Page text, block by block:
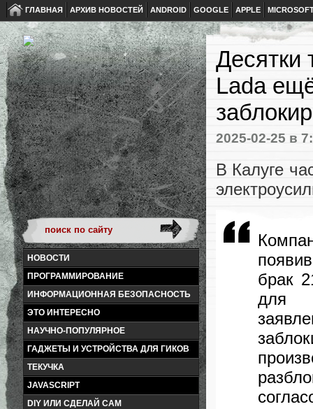
ГЛАВНАЯ АРХИВ НОВОСТЕЙ ANDROID GOOGLE APPLE
НОВОСТИ
ПРОГРАММИРОВАНИЕ
ИНФОРМАЦИОННАЯ БЕЗОПАСНОСТЬ
ЭТО ИНТЕРЕСНО
НАУЧНО-ПОПУЛЯРНОЕ
ГАДЖЕТЫ И УСТРОЙСТВА ДЛЯ ГИКОВ
ТЕКУЧКА
JAVASCRIPT
DIY ИЛИ СДЕЛАЙ САМ
Десятки
Lada
2025-02-25 в
В Калуге
брак
для